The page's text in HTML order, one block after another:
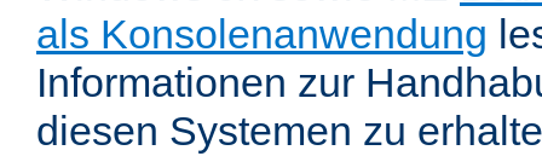
als Konsolenanwendung
Informationen zur
diesen Systemen zu